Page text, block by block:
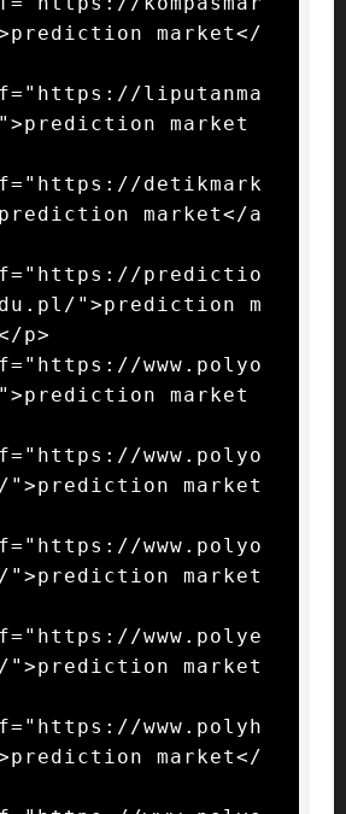
market</
liputanma
market
detikmark
market</a
predictio
">prediction m
p>
www.polyo
market
www.polyo
market
www.polyo
market
www.polye
">prediction market
www.polyh
market</